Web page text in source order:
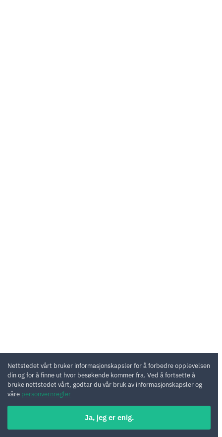
Nettstedet vårt bruker informasjonskapsler for å forbedre opplevelsen
din og for å finne ut hvor besøkende kommer fra. Ved å fortsette å
bruke nettstedet vårt, godtar du vår bruk av informasjonskapsler og
våre personvernregler
Ja, jeg er enig.